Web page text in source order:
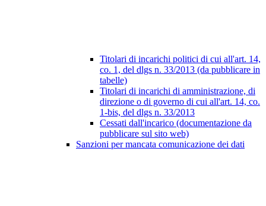
Titolari di incarichi politici di cui all'art. 14,
co. 1, del dlgs n. 33/2013 (da pubblicare in
tabelle)
Titolari di incarichi di amministrazione, di
direzione o di governo di cui all'art. 14, co.
1-bis, del dlgs n. 33/2013
Cessati dall'incarico (documentazione da
pubblicare sul sito web)
Sanzioni per mancata comunicazione dei dati